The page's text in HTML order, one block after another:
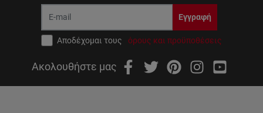
Εγγραφή
Αποδέχομαι τους όρους και προϋποθέσεις
Ακολουθήστε μας